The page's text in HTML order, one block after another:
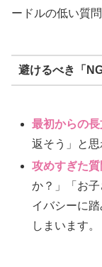
ードルの低い質
避けるべき「
最初からの長
返そう」と思
攻めすぎた質
か？」「お
イバシーに
しまいます。